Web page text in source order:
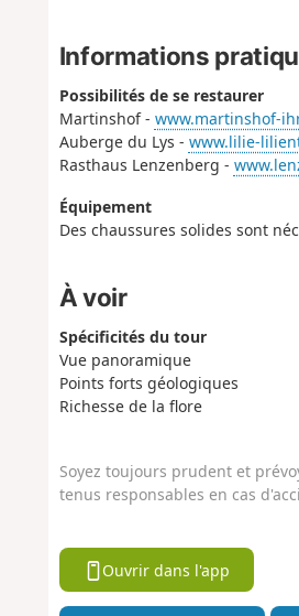
Informations
Possibilités de se restaurer
Martinshof - www.martinshof-
Auberge du Lys - www.lilie-
Rasthaus Lenzenberg -
Équipement
Des chaussures solides sont
À voir
Spécificités du tour
Vue panoramique
Points forts géologiques
Richesse de la flore
Soyez toujours prudent et
tenus responsables en cas
Ouvrir dans l'app